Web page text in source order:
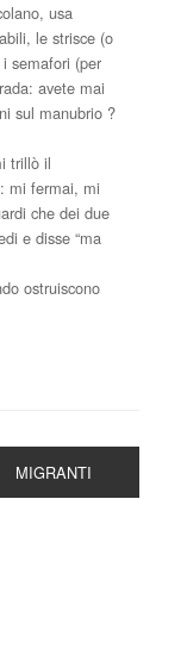
usa
le strisce (o
semafori (per
avete mai
sul manubrio ?
trillò il
mi fermai, mi
che dei due
e disse “ma
ostruiscono
MIGRANTI